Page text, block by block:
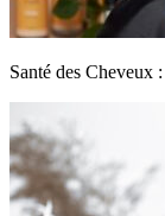
Santé des Cheveux